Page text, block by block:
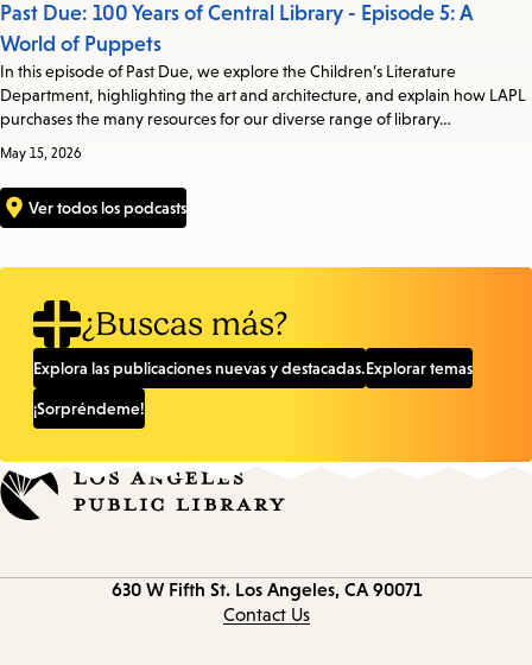
Past Due: 100 Years of Central Library - Episode 5: A
World of Puppets
In this episode of Past Due, we explore the Children’s Literature
Department, highlighting the art and architecture, and explain how LAPL
purchases the many resources for our diverse range of library…
May 15, 2026
Ver todos los podcasts
¿Buscas más?
Explora las publicaciones nuevas y destacadas.Explorar temas
¡Sorpréndeme!
630 W Fifth St. Los Angeles, CA 90071
Contact Us